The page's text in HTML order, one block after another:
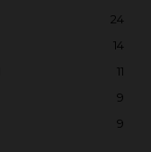
24
14
11
9
9